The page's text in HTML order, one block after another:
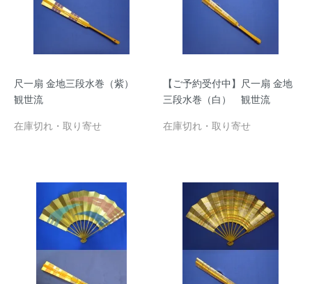
尺一扇 金地三段水巻（紫）
観世流
在庫切れ・取り寄せ
【ご予約受付中】尺一扇 金地
三段水巻（白） 観世流
在庫切れ・取り寄せ